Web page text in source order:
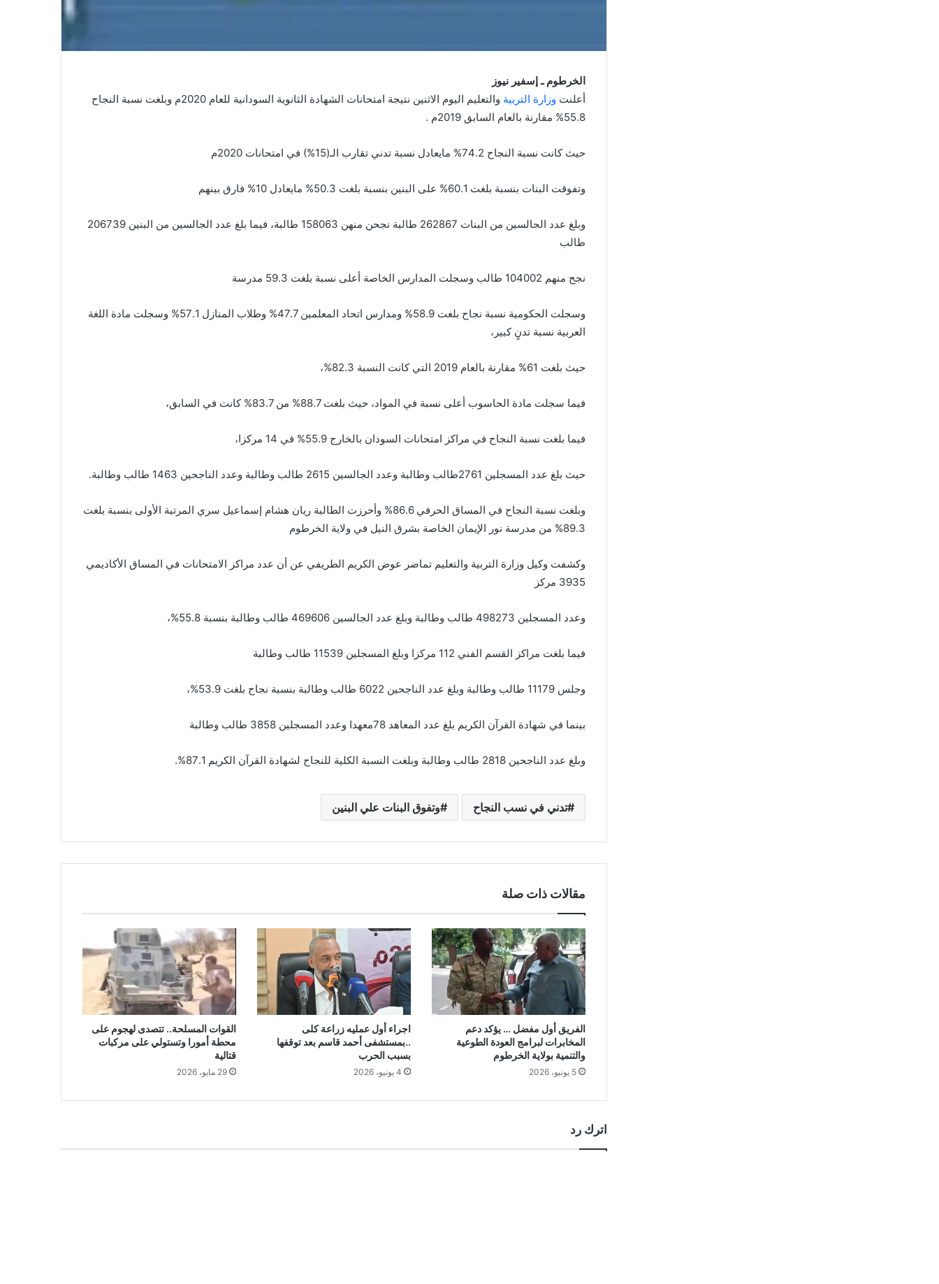
الخرطوم ـ إسفير نيوز
أعلنت وزارة التربية
والتعليم اليوم الاثنين نتيجة امتحانات الشهادة الثانوية السودانية للعام 2020م وبلغت نسبة النجاح
55.8% مقارنة بالعام السابق 2019م .
حيث كانت نسبة النجاح 74.2% مايعادل نسبة تدني تقارب الـ(15%) في امتحانات 2020م
وتفوقت البنات بنسبة بلغت 60.1% على البنين بنسبة بلغت 50.3% مايعادل 10% فارق بينهم
وبلغ عدد الجالسين من البنات 262867 طالبة نجحن منهن 158063 طالبة، فيما بلغ عدد الجالسين من البنين 206739
طالب
نجح منهم 104002 طالب وسجلت المدارس الخاصة أعلى نسبة بلغت 59.3 مدرسة
وسجلت الحكومية نسبة نجاح بلغت 58.9% ومدارس اتحاد المعلمين 47.7% وطلاب المنازل 57.1% وسجلت مادة اللغة
العربية نسبة تدنٍ كبير،
حيث بلغت 61% مقارنة بالعام 2019 التي كانت النسبة 82.3%،
فيما سجلت مادة الحاسوب أعلى نسبة في المواد، حيث بلغت 88.7% من 83.7% كانت في السابق،
فيما بلغت نسبة النجاح في مراكز امتحانات السودان بالخارج 55.9% في 14 مركزا،
حيث بلغ عدد المسجلين 2761طالب وطالبة وعدد الجالسين 2615 طالب وطالبة وعدد الناجحين 1463 طالب وطالبة.
وبلغت نسبة النجاح في المساق الحرفي 86.6% وأحرزت الطالبة ريان هشام إسماعيل سري المرتبة الأولى بنسبة بلغت
89.3% من مدرسة نور الإيمان الخاصة بشرق النيل في ولاية الخرطوم
وكشفت وكيل وزارة التربية والتعليم تماضر عوض الكريم الطريفي عن أن عدد مراكز الامتحانات في المساق الأكاديمي
3935 مركز
وعدد المسجلين 498273 طالب وطالبة وبلغ عدد الجالسين 469606 طالب وطالبة بنسبة 55.8%،
فيما بلغت مراكز القسم الفني 112 مركزا وبلغ المسجلين 11539 طالب وطالبة
وجلس 11179 طالب وطالبة وبلغ عدد الناجحين 6022 طالب وطالبة بنسبة نجاح بلغت 53.9%،
بينما في شهادة القرآن الكريم بلغ عدد المعاهد 78معهدا وعدد المسجلين 3858 طالب وطالبة
وبلغ عدد الناجحين 2818 طالب وطالبة وبلغت النسبة الكلية للنجاح لشهادة القرآن الكريم 87.1%.
تدني في نسب النجاح وتفوق البنات علي البنين
مقالات ذات صلة
الفريق أول مفضل … يؤكد دعم
المخابرات لبرامج العودة الطوعية
والتنمية بولاية الخرطوم
5 يونيو، 2026
اجراء أول عمليه زراعة كلى
..بمستشفى أحمد قاسم بعد توقفها
بسبب الحرب
4 يونيو، 2026
القوات المسلحة.. تتصدى لهجوم على
محطة أمورا وتستولي على مركبات
قتالية
29 مايو، 2026
اترك رد